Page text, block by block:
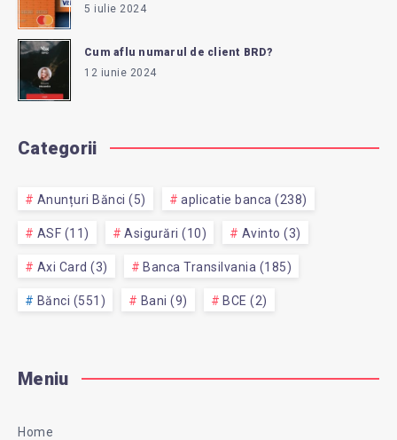
5 iulie 2024
Cum aflu numarul de client BRD?
12 iunie 2024
Categorii
Anunțuri Bănci (5) aplicatie banca (238)
ASF (11) Asigurări (10) Avinto (3)
Axi Card (3) Banca Transilvania (185)
Bănci (551) Bani (9) BCE (2)
Meniu
Home